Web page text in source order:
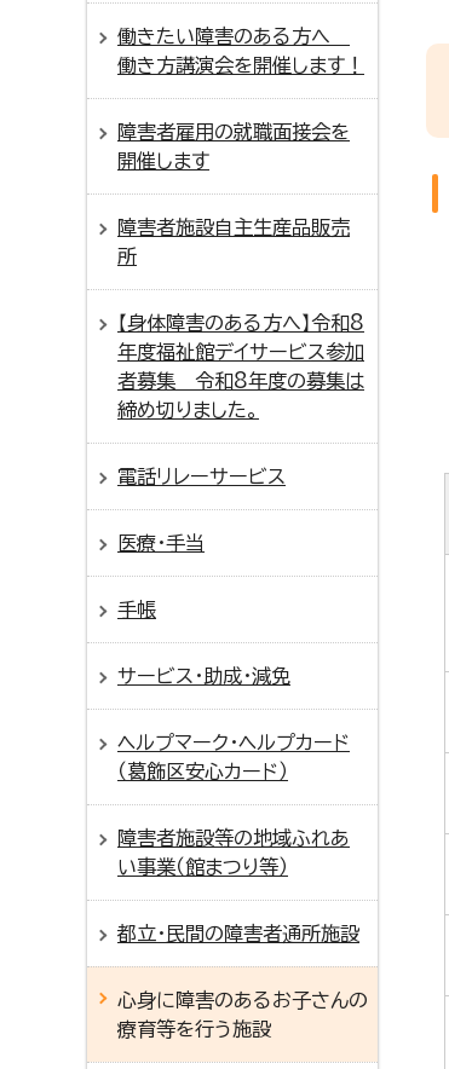
働きたい障害のある方へ
働き方講演会を開催します！
障害者雇用の就職面接会を
開催します
障害者施設自主生産品販売
所
【身体障害のある方へ】令和8
年度福祉館デイサービス参加
者募集 令和8年度の募集は
締め切りました。
電話リレーサービス
医療・手当
手帳
サービス・助成・減免
ヘルプマーク・ヘルプカード
（葛飾区安心カード）
障害者施設等の地域ふれあ
い事業（館まつり等）
都立・民間の障害者通所施設
心身に障害のあるお子さんの
療育等を行う施設